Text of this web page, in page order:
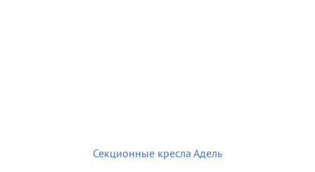
Секционные кресла Адель